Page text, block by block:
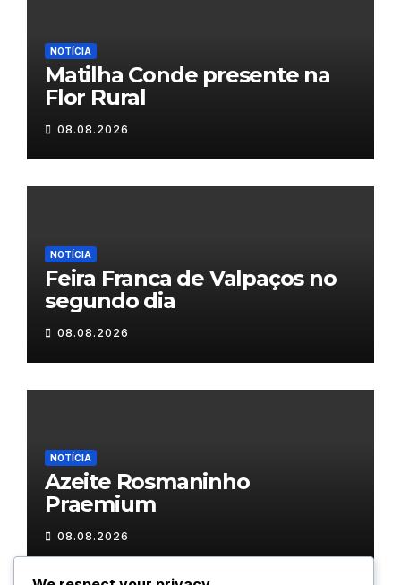
NOTÍCIA
Matilha Conde presente na
Flor Rural
08.08.2026
NOTÍCIA
Feira Franca de Valpaços no
segundo dia
08.08.2026
NOTÍCIA
Azeite Rosmaninho
Praemium
08.08.2026